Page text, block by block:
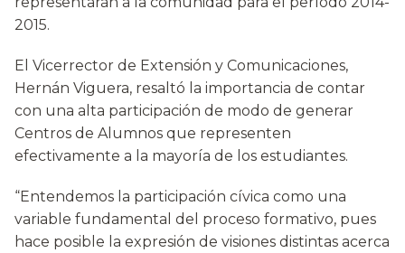
2015.
El Vicerrector de Extensión y Comunicaciones,
Hernán Viguera, resaltó la importancia de contar
con una alta participación de modo de generar
Centros de Alumnos que representen
efectivamente a la mayoría de los estudiantes.
“Entendemos la participación cívica como una
variable fundamental del proceso formativo, pues
hace posible la expresión de visiones distintas acerca